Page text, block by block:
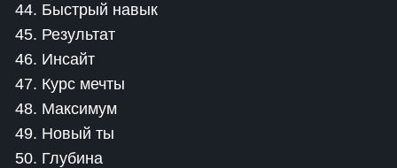
44. Быстрый навык
45. Результат
46. Инсайт
47. Курс мечты
48. Максимум
49. Новый ты
50. Глубина